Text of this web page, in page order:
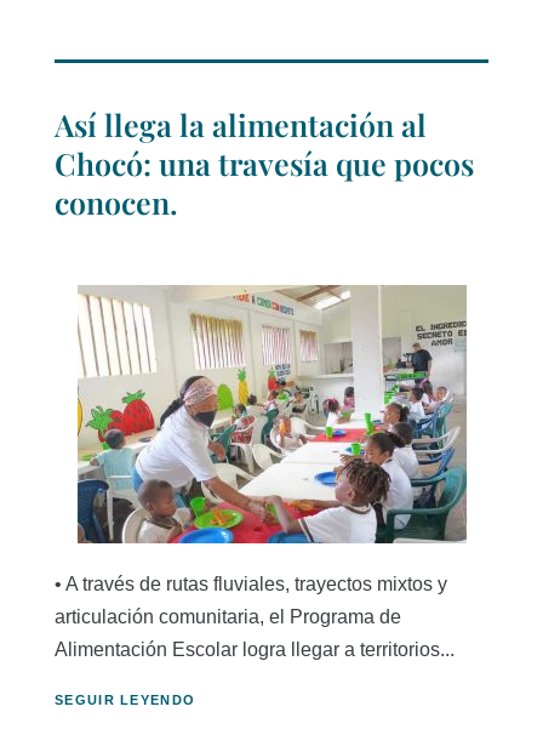
Así llega la alimentación al
Chocó: una travesía que pocos
conocen.
• A través de rutas fluviales, trayectos mixtos y
articulación comunitaria, el Programa de
Alimentación Escolar logra llegar a territorios...
SEGUIR LEYENDO